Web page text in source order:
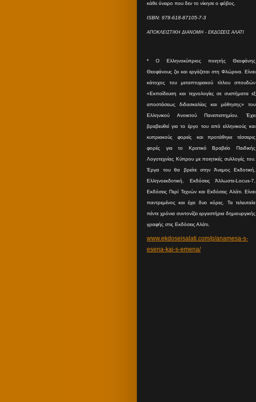
κάθε όνειρο που δεν το νίκησε ο φόβος.
ISBN: 978-618-87105-7-3
ΑΠΟΚΛΕΙΣΤΙΚΗ ΔΙΑΝΟΜΗ - ΕΚΔΟΣΕΙΣ ΑΛΑΤΙ
* O Eλληνοκύπριος ποιητής Θεοφάνης
Θεοφάνους ζει και εργάζεται στη Φλώρινα. Είναι
κάτοχος του μεταπτυχιακού τίτλου σπουδών
«Εκπαίδευση και τεχνολογίες σε συστήματα εξ
αποστάσεως διδασκαλίας και μάθησης» του
Ελληνικού Ανοικτού Πανεπιστημίου. Έχει
βραβευθεί για το έργο του από ελληνικούς και
κυπριακούς φορείς και προτάθηκε τέσσερις
φορές για το Κρατικό Βραβείο Παιδικής
Λογοτεχνίας Κύπρου με ποιητικές συλλογές του.
Έργα του θα βρείτε στην Άνεμος Εκδοτική,
Ελληνοεκδοτική, Εκδόσεις Άλλωστε-Locus-7,
Εκδόσεις Περί Τεχνών και Εκδόσεις Αλάτι. Είναι
παντρεμένος και έχει δυο κόρες. Τα τελευταία
πέντε χρόνια συντονίζει εργαστήρια δημιουργικής
γραφής στις Εκδόσεις Αλάτι.
www.ekdoseisalati.com/p/anamesa-s-
esena-kai-s-emena/